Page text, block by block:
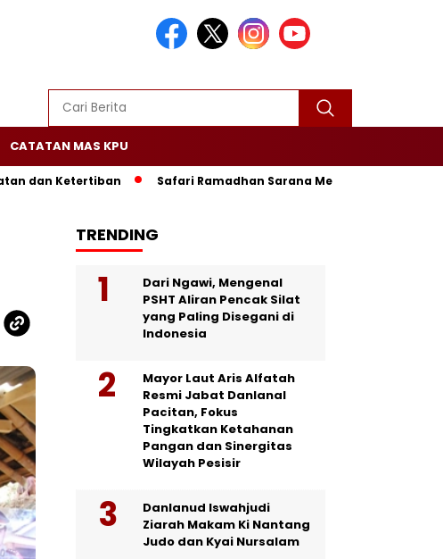
CATATAN MAS KPU
Ketertiban Safari Ramadhan Sarana Mempererat Silaturrahmi
TRENDING
Dari Ngawi, Mengenal
PSHT Aliran Pencak Silat
yang Paling Disegani di
Indonesia
Mayor Laut Aris Alfatah
Resmi Jabat Danlanal
Pacitan, Fokus
Tingkatkan Ketahanan
Pangan dan Sinergitas
Wilayah Pesisir
Danlanud Iswahjudi
Ziarah Makam Ki Nantang
Judo dan Kyai Nursalam